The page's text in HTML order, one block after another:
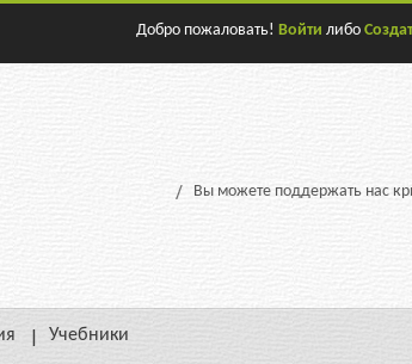
Добро пожаловать! Войти либо
Вы можете поддержать нас
Учебники